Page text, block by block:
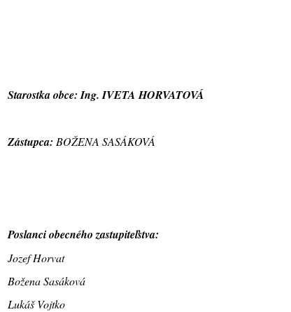
Starostka obce: Ing. IVETA HORVATOVÁ
Zástupca: BOŽENA SASÁKOVÁ
Poslanci obecného zastupiteľstva:
Jozef Horvat
Božena Sasáková
Lukáš Vojtko